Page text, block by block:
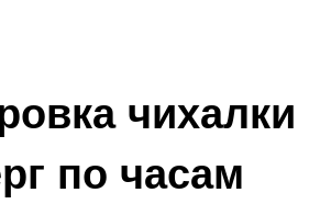
чихалки
по часам